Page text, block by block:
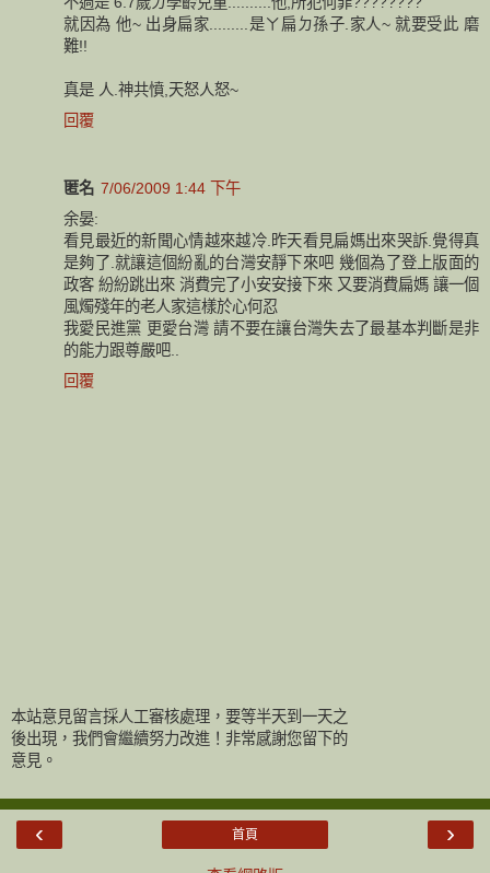
就因為 他~ 出身扁家.........是ㄚ扁ㄉ孫子.家人~ 就要受此 磨
難!!
真是 人.神共憤,天怒人怒~
回覆
匿名 7/06/2009 1:44 下午
余晏:
看見最近的新聞心情越來越冷.昨天看見扁媽出來哭訴.覺得真
是夠了.就讓這個紛亂的台灣安靜下來吧 幾個為了登上版面的
政客 紛紛跳出來 消費完了小安安接下來 又要消費扁媽 讓一個
風燭殘年的老人家這樣於心何忍
我愛民進黨 更愛台灣 請不要在讓台灣失去了最基本判斷是非
的能力跟尊嚴吧..
回覆
本站意見留言採人工審核處理，要等半天到一天之
後出現，我們會繼續努力改進！非常感謝您留下的
意見。
‹ ›
首頁